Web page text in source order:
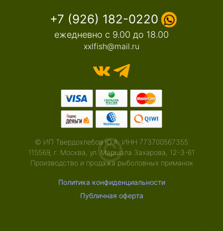
©
+7 (926) 182-0220
xxlfish@mail.ru
ежедневно с 9.00 до 18.00
© ИП Твердохлебов Ю.А. ИНН 773700567355
115569, г. Москва, ул. Маршала Захарова, 12-3-61
Производство и продажа рыболовных приманок
Публичная оферта
Политика конфиденциальности